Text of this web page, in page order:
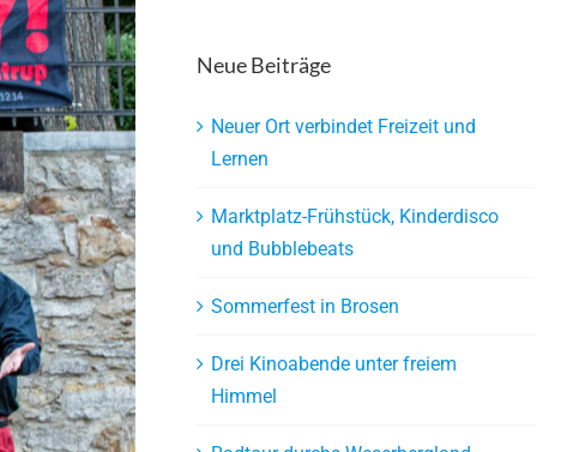
Neue Beiträge
Neuer Ort verbindet Freizeit und
Lernen
Marktplatz-Frühstück, Kinderdisco
und Bubblebeats
Sommerfest in Brosen
Drei Kinoabende unter freiem
Himmel